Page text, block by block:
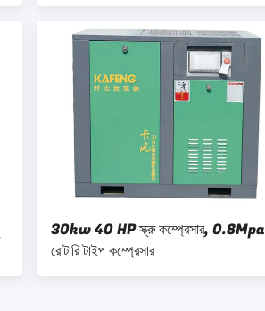
30kw 40 HP স্ক্রু কম্প্রেসার, 0.8Mpa
রোটারি টাইপ কম্প্রেসার